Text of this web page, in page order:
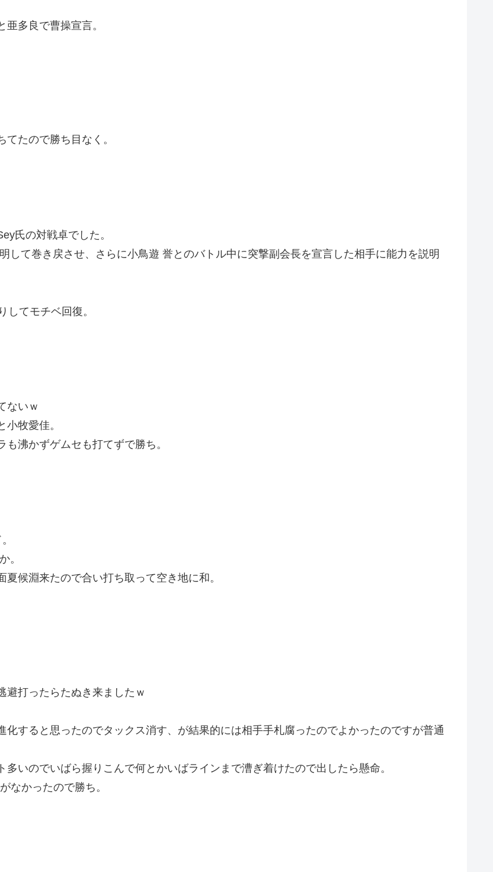
多良で曹操宣言。
たので勝ち目なく。
氏の対戦卓でした。
して巻き戻させ、さらに小鳥遊 誉とのバトル中に突撃副会長を宣言した相手に能力を説明
してモチベ回復。
ないｗ
牧愛佳。
沸かずゲムセも打てずで勝ち。
。
候淵来たので合い打ち取って空き地に和。
避打ったらたぬき来ましたｗ
すると思ったのでタックス消す、が結果的には相手手札腐ったのでよかったのですが普通
いのでいばら握りこんで何とかいばラインまで漕ぎ着けたので出したら懸命。
なかったので勝ち。